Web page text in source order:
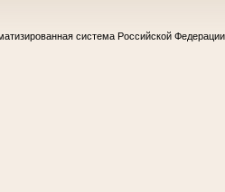
система Российской